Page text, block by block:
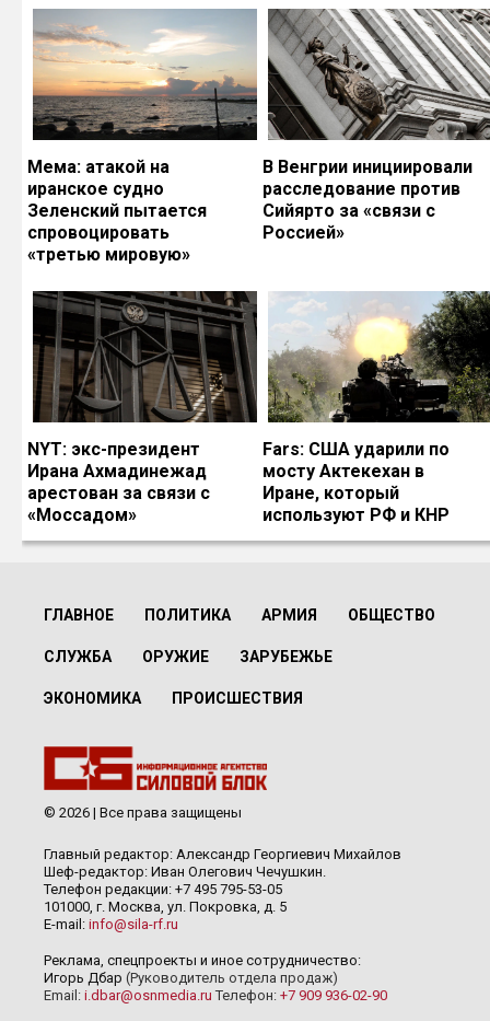
Мема: атакой на
иранское судно
Зеленский пытается
спровоцировать
«третью мировую»
В Венгрии инициировали
расследование против
Сийярто за «связи с
Россией»
NYT: экс-президент
Ирана Ахмадинежад
арестован за связи с
«Моссадом»
Fars: США ударили по
мосту Актекехан в
Иране, который
используют РФ и КНР
ГЛАВНОЕ ПОЛИТИКА АРМИЯ ОБЩЕСТВО
СЛУЖБА ОРУЖИЕ ЗАРУБЕЖЬЕ
ЭКОНОМИКА ПРОИСШЕСТВИЯ
© 2026 | Все права защищены
Главный редактор: Александр Георгиевич Михайлов
Шеф-редактор: Иван Олегович Чечушкин.
Телефон редакции: +7 495 795-53-05
101000, г. Москва, ул. Покровка, д. 5
E-mail: info@sila-rf.ru
Реклама, спецпроекты и иное сотрудничество:
Игорь Дбар (Руководитель отдела продаж)
Email: i.dbar@osnmedia.ru Телефон: +7 909 936-02-90